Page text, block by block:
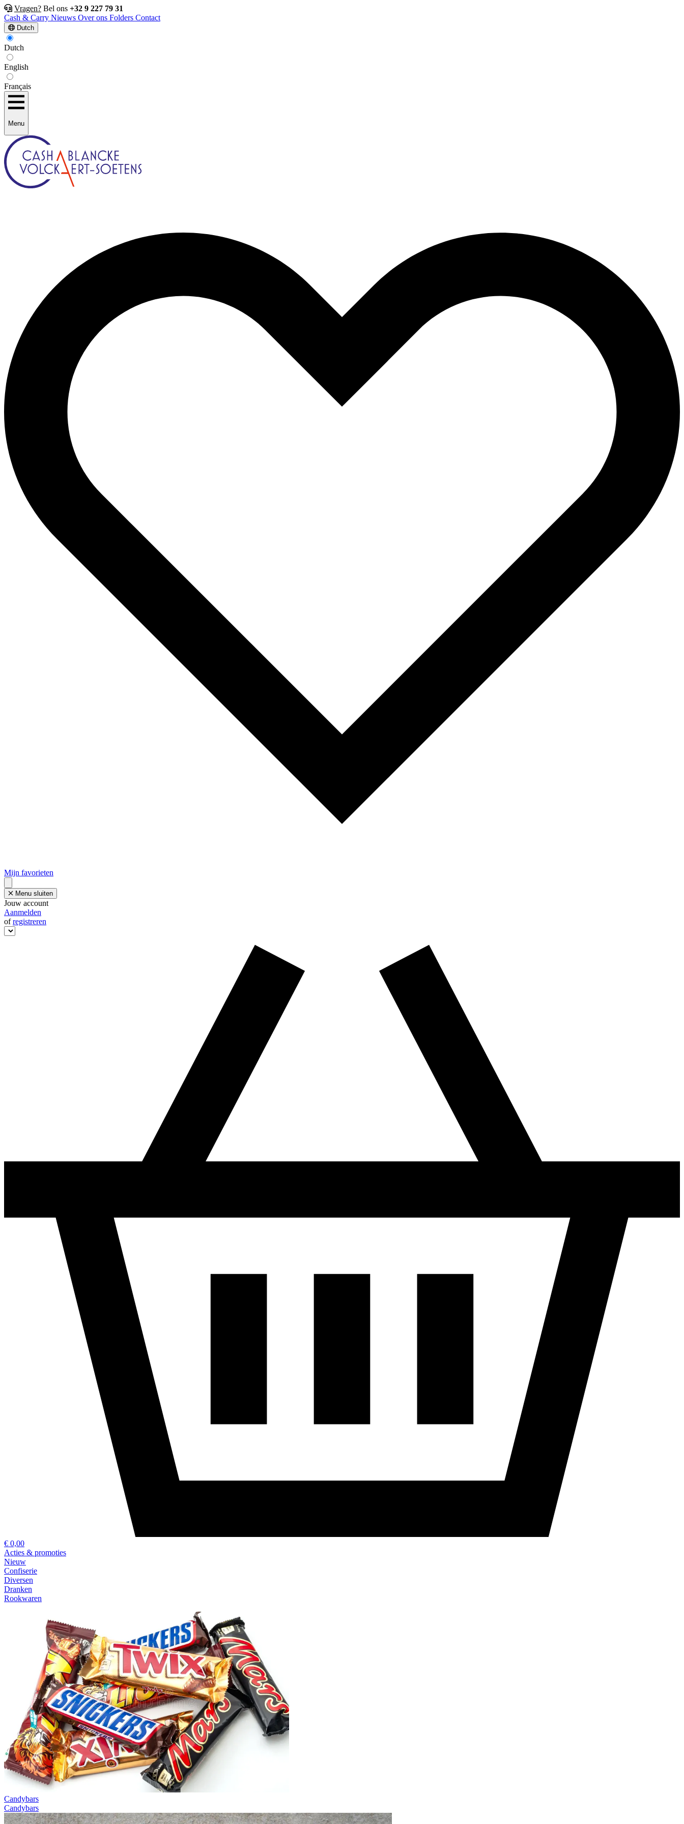
Vragen? Bel ons +32 9 227 79 31
Cash & Carry Nieuws Over ons Folders Contact
Dutch
Dutch
English
Français
Menu
Mijn favorieten
Menu sluiten
Jouw account
Aanmelden
ofregistreren
€ 0,00
Acties & promoties
Nieuw
Confiserie
Diversen
Dranken
Rookwaren
Candybars
Candybars